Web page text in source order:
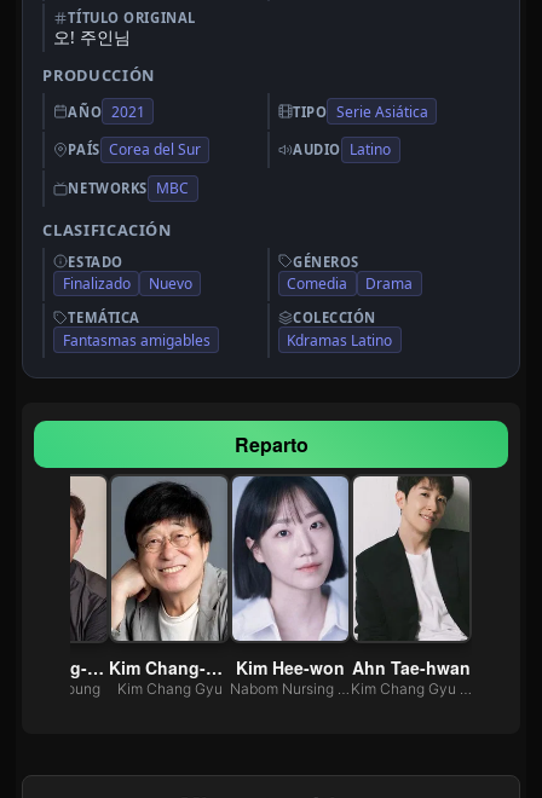
TÍTULO ORIGINAL
오! 주인님
PRODUCCIÓN
AÑO 2021 TIPO Serie Asiática
PAÍS Corea del Sur AUDIO Latino
NETWORKS MBC
CLASIFICACIÓN
ESTADO
Finalizado Nuevo
GÉNEROS
Comedia Drama
TEMÁTICA
Fantasmas amigables
COLECCIÓN
Kdramas Latino
Reparto
Kim Kwang-shik
Dae Young
Kim Chang-wan
Kim Chang Gyu
Kim Hee-won
Nabom Nursing Home staff
Ahn Tae-hwan
Kim Chang Gyu [Young